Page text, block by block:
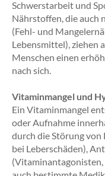
Schwerstarbeit und
Nährstoffen, die auch
(Fehl- und
Lebensmittel), ziehen
Menschen einen
nach sich.
Vitaminmangel und
Ein Vitaminmangel
oder Aufnahme
durch die Störung
bei Leberschäden),